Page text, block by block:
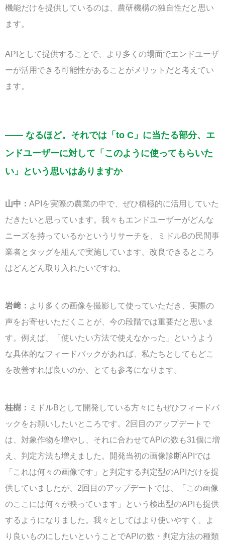
機能だけを提供しているのは、農研機構の独自性だと思い
ます。
APIとして提供することで、より多くの場面でエンドユーザ
ーが活用できる可能性があることがメリットだと考えてい
ます。
—— なるほど。それでは「to C」に当たる部分、エ
ンドユーザーに対して「このように使ってもらいた
い」という思いはありますか
山中： APIを実際の農業の中で、ぜひ積極的に活用していた
だきたいと思っています。我々もエンドユーザーがどんな
ニーズを持っているかというリサーチを、ミドルBの民間事
業者とタッグを組んで実施しています。改良できるところ
はどんどん取り入れたいですね。
岩﨑： より多くの画像を撮影して使っていただき、実際の
声をお寄せいただくことが、今の段階では重要だと思いま
す。例えば、「使いたい方法で使えなかった」というよう
な具体的なフィードバックがあれば、私たちとしてもどこ
を改善すれば良いのか、とても参考になります。
桂樹： ミドルBとして開発している方々にもぜひフィードバ
ックをお願いしたいところです。2回目のアップデートで
は、対象作物を増やし、それに合わせてAPIの数も31個に増
え、判定方法も増えました。開発当初の画像診断APIでは
「これは何々の画像です」と判定する判定型のAPIだけを提
供していましたが、2回目のアップデートでは、「この画像
のここには何々が映っています」という検出型のAPIも提供
するようになりました。我々としてはより使いやすく、よ
り良いものにしたいということでAPIの数・判定方法の種類